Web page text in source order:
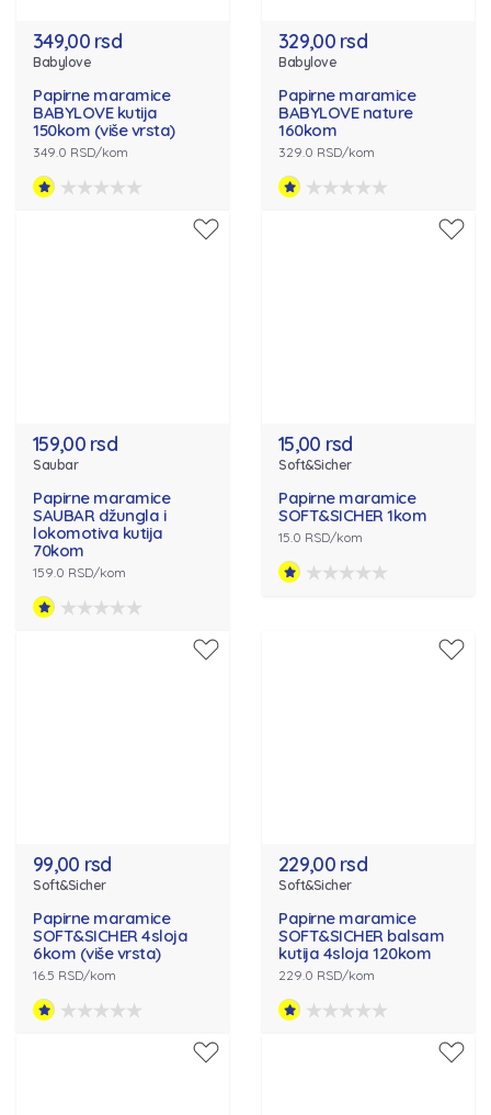
349,00 rsd
Babylove
Papirne maramice
BABYLOVE kutija
150kom (više vrsta)
349.0 RSD/kom
329,00 rsd
Babylove
Papirne maramice
BABYLOVE nature
160kom
329.0 RSD/kom
159,00 rsd
Saubar
Papirne maramice
SAUBAR džungla i
lokomotiva kutija
70kom
159.0 RSD/kom
15,00 rsd
Soft&Sicher
Papirne maramice
SOFT&SICHER 1kom
15.0 RSD/kom
99,00 rsd
Soft&Sicher
Papirne maramice
SOFT&SICHER 4sloja
6kom (više vrsta)
16.5 RSD/kom
229,00 rsd
Soft&Sicher
Papirne maramice
SOFT&SICHER balsam
kutija 4sloja 120kom
229.0 RSD/kom